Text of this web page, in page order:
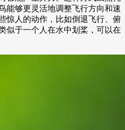
能够更灵活地调整飞行方向和速
惊人的动作，比如倒退飞行、俯
似于一个人在水中划桨，可以在